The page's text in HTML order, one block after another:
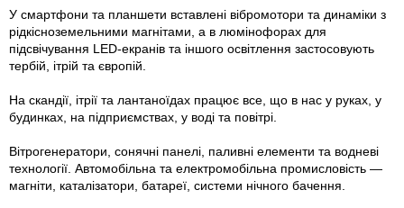
У смартфони та планшети вставлені вібромотори та динаміки з
рідкісноземельними магнітами, а в люмінофорах для
підсвічування LED-екранів та іншого освітлення застосовують
тербій, ітрій та європій.
На скандії, ітрії та лантаноїдах працює все, що в нас у руках, у
будинках, на підприємствах, у воді та повітрі.
Вітрогенератори, сонячні панелі, паливні елементи та водневі
технології. Автомобільна та електромобільна промисловість —
магніти, каталізатори, батареї, системи нічного бачення.